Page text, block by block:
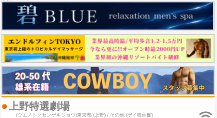
上野特選劇場
(ウエノトクセンゲキジョウ)東京都 (上野) / その他 (ゲイ映画館)